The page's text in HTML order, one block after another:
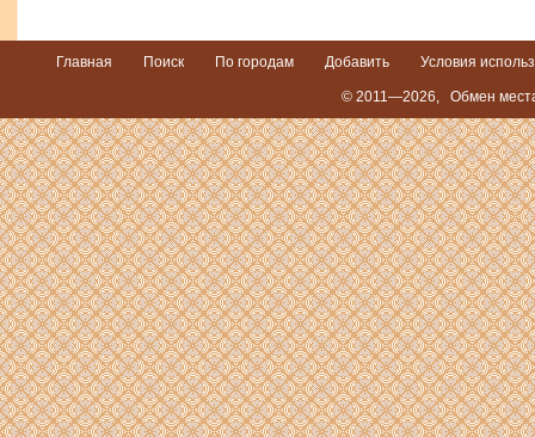
Главная Поиск По городам Добавить Условия
© 2011—2026, Обмен